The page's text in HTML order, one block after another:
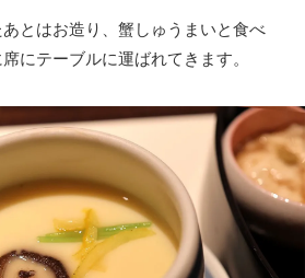
とはお造り、蟹しゅうまいと食べ
にテーブルに運ばれてきます。